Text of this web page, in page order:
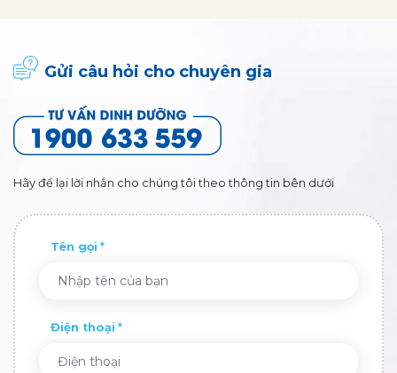
Gửi câu hỏi cho chuyên gia
Hãy để lại lời nhắn cho chúng tôi theo thông tin bên dưới
Tên gọi
Điện thoại